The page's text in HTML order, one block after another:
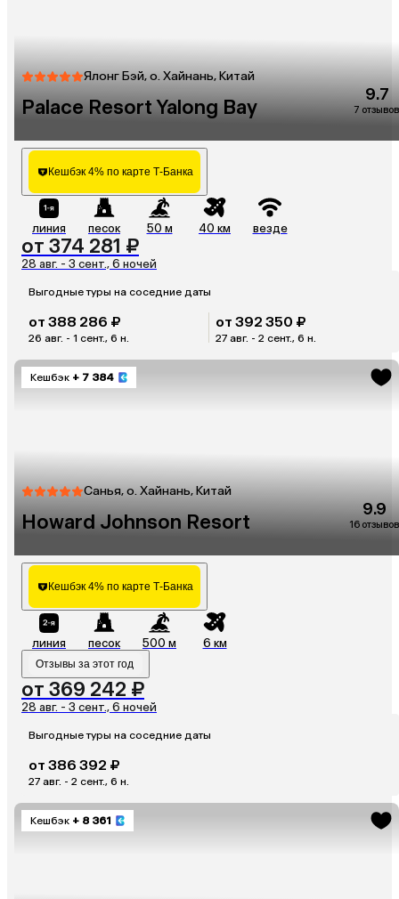
Ялонг Бэй, о. Хайнань, Китай
Palace Resort Yalong Bay
9.7
7 отзывов
Кешбэк 4% по карте Т-Банка
линия песок 50 м 40 км везде
от 374 281 ₽
28 авг. - 3 сент., 6 ночей
Выгодные туры на соседние даты
от 388 286 ₽
26 авг. - 1 сент., 6 н.
от 392 350 ₽
27 авг. - 2 сент., 6 н.
Кешбэк + 7 384
Санья, о. Хайнань, Китай
Howard Johnson Resort
9.9
16 отзывов
Кешбэк 4% по карте Т-Банка
линия песок 500 м 6 км
Отзывы за этот год
от 369 242 ₽
28 авг. - 3 сент., 6 ночей
Выгодные туры на соседние даты
от 386 392 ₽
27 авг. - 2 сент., 6 н.
Кешбэк + 8 361